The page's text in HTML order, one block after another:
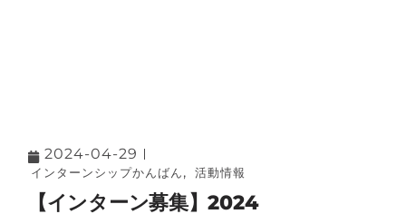
2024-04-29
インターンシップかんばん , 活動情報
【インターン募集】2024